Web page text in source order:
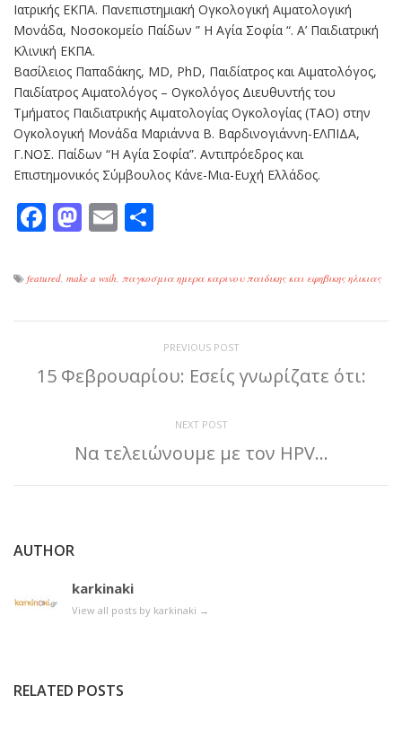
Ιατρικής ΕΚΠΑ. Πανεπιστημιακή Ογκολογική Αιματολογική
Μονάδα, Νοσοκομείο Παίδων ” Η Αγία Σοφία “. Α’ Παιδιατρική
Κλινική ΕΚΠΑ.
Βασίλειος Παπαδάκης, MD, PhD, Παιδίατρος και Αιματολόγος,
Παιδίατρος Αιματολόγος – Ογκολόγος Διευθυντής του
Τμήματος Παιδιατρικής Αιματολογίας Ογκολογίας (ΤΑΟ) στην
Ογκολογική Μονάδα Μαριάννα Β. Βαρδινογιάννη-ΕΛΠΙΔΑ,
Γ.ΝΟΣ. Παίδων “Η Αγία Σοφία”. Αντιπρόεδρος και
Επιστημονικός Σύμβουλος Κάνε-Μια-Ευχή Ελλάδος.
Facebook
Mastodon
Email
featured, make a wsih, παγκοσμια ημερα καρινου παιδικης και εφηβικης ηλικιας
PREVIOUS POST
15 Φεβρουαρίου: Εσείς γνωρίζατε ότι:
NEXT POST
Να τελειώνουμε με τον HPV…
AUTHOR
karkinaki
View all posts by karkinaki →
RELATED POSTS